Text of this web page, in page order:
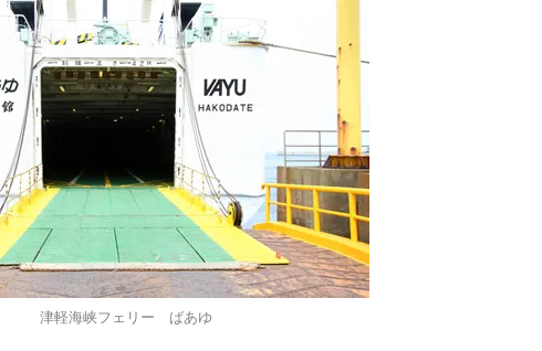
津軽海峡フェリー ばあゆ